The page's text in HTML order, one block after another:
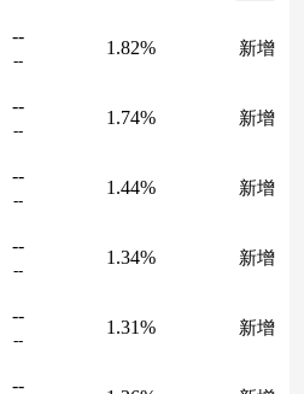
--
--
1.82% 新增
--
--
1.74% 新增
--
--
1.44% 新增
--
--
1.34% 新增
--
--
1.31% 新增
--